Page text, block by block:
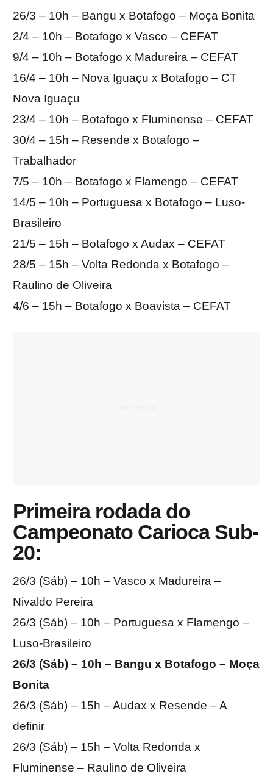
26/3 – 10h – Bangu x Botafogo – Moça Bonita
2/4 – 10h – Botafogo x Vasco – CEFAT
9/4 – 10h – Botafogo x Madureira – CEFAT
16/4 – 10h – Nova Iguaçu x Botafogo – CT
Nova Iguaçu
23/4 – 10h – Botafogo x Fluminense – CEFAT
30/4 – 15h – Resende x Botafogo –
Trabalhador
7/5 – 10h – Botafogo x Flamengo – CEFAT
14/5 – 10h – Portuguesa x Botafogo – Luso-
Brasileiro
21/5 – 15h – Botafogo x Audax – CEFAT
28/5 – 15h – Volta Redonda x Botafogo –
Raulino de Oliveira
4/6 – 15h – Botafogo x Boavista – CEFAT
Primeira rodada do
Campeonato Carioca Sub-
20:
26/3 (Sáb) – 10h – Vasco x Madureira –
Nivaldo Pereira
26/3 (Sáb) – 10h – Portuguesa x Flamengo –
Luso-Brasileiro
26/3 (Sáb) – 10h – Bangu x Botafogo – Moça
Bonita
26/3 (Sáb) – 15h – Audax x Resende – A
definir
26/3 (Sáb) – 15h – Volta Redonda x
Fluminense – Raulino de Oliveira